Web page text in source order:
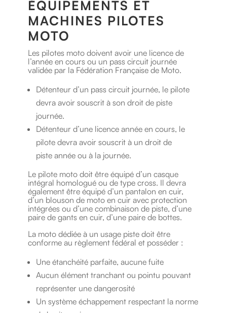
ÉQUIPEMENTS ET
MACHINES PILOTES
MOTO
Les pilotes moto doivent avoir une licence de
l’année en cours ou un pass circuit journée
validée par la Fédération Française de Moto.
Détenteur d’un pass circuit journée, le pilote
devra avoir souscrit à son droit de piste
journée.
Détenteur d’une licence année en cours, le
pilote devra avoir souscrit à un droit de
piste année ou à la journée.
Le pilote moto doit être équipé d’un casque
intégral homologué ou de type cross. Il devra
également être équipé d’un pantalon en cuir,
d’un blouson de moto en cuir avec protection
intégrées ou d’une combinaison de piste, d’une
paire de gants en cuir, d’une paire de bottes.
La moto dédiée à un usage piste doit être
conforme au règlement fédéral et posséder :
Une étanchéité parfaite, aucune fuite
Aucun élément tranchant ou pointu pouvant
représenter une dangerosité
Un système échappement respectant la norme